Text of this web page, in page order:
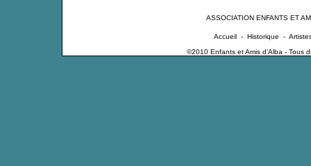
ASSOCIATION ENFANTS ET
Accueil- Historique -
©2010 Enfants et Amis d'Alba - Tous